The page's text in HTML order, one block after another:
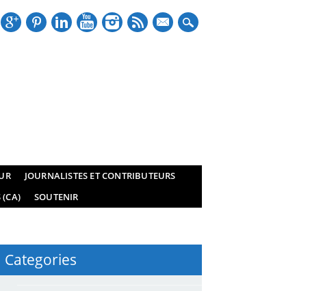
mail
JOURNALISTES ET CONTRIBUTEURS
(CA) SOUTENIR
Categories